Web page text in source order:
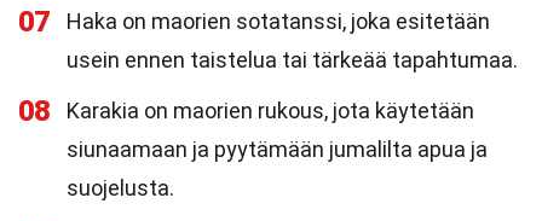
07
Haka on maorien sotatanssi, joka esitetään
usein ennen taistelua tai tärkeää tapahtumaa.
08
Karakia on maorien rukous, jota käytetään
siunaamaan ja pyytämään jumalilta apua ja
suojelusta.